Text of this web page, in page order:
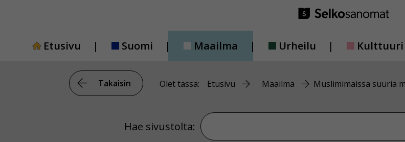
Etusivu
Suomi Maailma Urheilu Kulttuuri
Takaisin Olet tässä: Etusivu Maailma Muslimimaissa suuria
Hae sivustolta: Hae sivustolta